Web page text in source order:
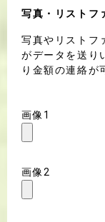
写真・リストフ
写真やリストフ
がデータを送り
り金額の連絡が
画像1
画像2